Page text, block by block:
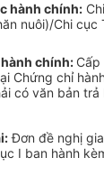
hành chính:
nuôi)/Chi cục
chính: Cấp
Chứng chỉ
có văn bản trả
Đơn đề nghị
I ban hành